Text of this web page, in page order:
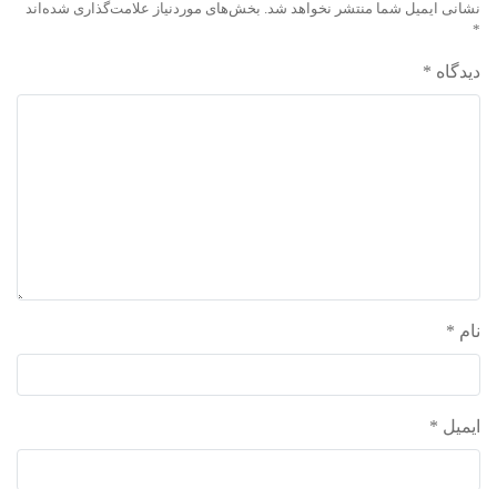
نشانی ایمیل شما منتشر نخواهد شد. بخش‌های موردنیاز علامت‌گذاری شده‌اند
*
دیدگاه *
نام *
ایمیل *